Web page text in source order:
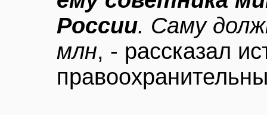
России. Саму
млн, - рассказал